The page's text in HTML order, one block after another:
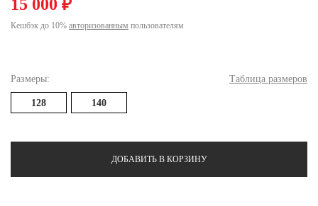
15 000 ₽
Кешбэк до 10% авторизованным пользователям
Размеры: Таблица размеров
128 140
ДОБАВИТЬ В КОРЗИНУ